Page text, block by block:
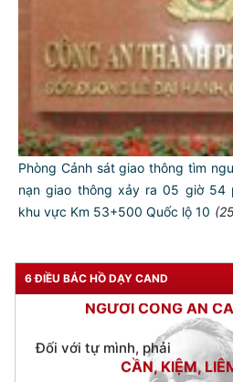
Phòng Cảnh sát giao thông tìm
nạn giao thông xảy ra 05 giờ 54
khu vực Km 53+500 Quốc lộ 10
6 ĐIỀU BÁC HỒ DẠY CAND
Đối với tự mình, phải
CẦN, KIỆM,
Đối với đồng sự, phải
THÂN ÁI